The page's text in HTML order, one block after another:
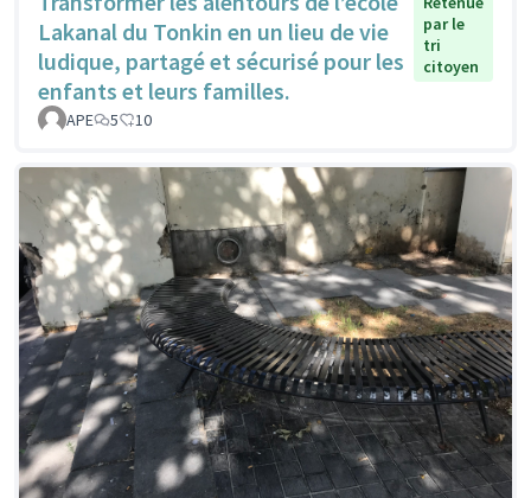
Lakanal du Tonkin en un lieu de vie
ludique, partagé et sécurisé pour les
enfants et leurs familles.
par le
tri
citoyen
APE 5 10